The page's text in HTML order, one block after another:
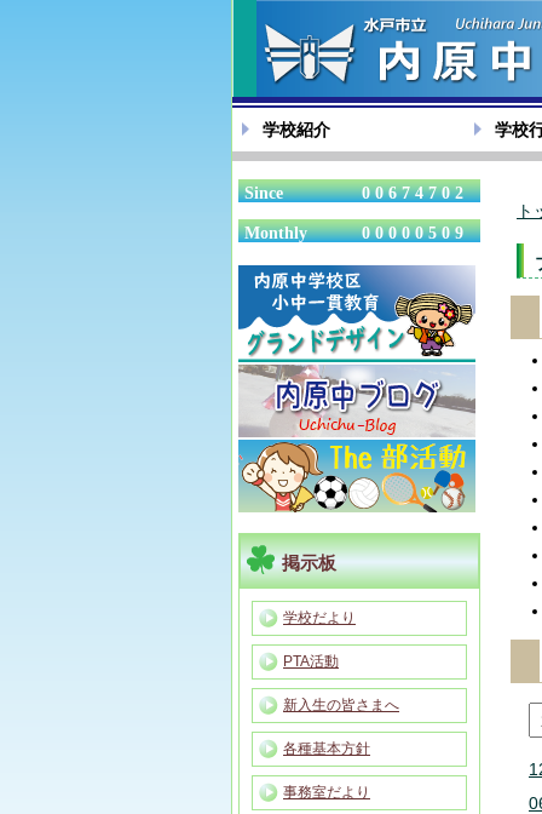
学校紹介 学校
Since 00674702
Monthly 00000509
掲示板
学校だより
PTA活動
新入生の皆さまへ
各種基本方針
事務室だより
ト